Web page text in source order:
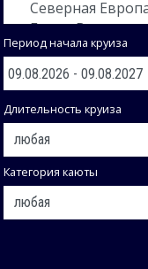
Период начала круиза
Длительность круиза
Категория каюты